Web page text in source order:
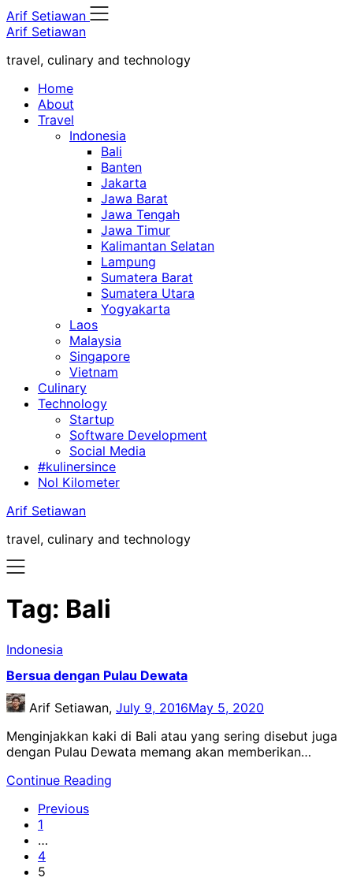
Skip
to
Arif Setiawan
Arif Setiawan
travel, culinary and technology
Home
About
Travel
Indonesia
Bali
Banten
Jakarta
Jawa Barat
Jawa Tengah
Jawa Timur
Kalimantan Selatan
Lampung
Sumatera Barat
Sumatera Utara
Yogyakarta
Laos
Malaysia
Singapore
Vietnam
Culinary
Technology
Startup
Software Development
Social Media
#kulinersince
Nol Kilometer
Arif Setiawan
travel, culinary and technology
Tag: Bali
Indonesia
Bersua dengan Pulau Dewata
Arif Setiawan, July 9, 2016May 5, 2020
Menginjakkan kaki di Bali atau yang sering disebut juga
dengan Pulau Dewata memang akan memberikan…
Continue Reading
Previous
1
…
4
5